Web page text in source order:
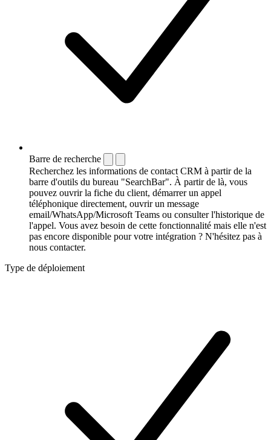
Barre de recherche
Recherchez les informations de contact CRM à partir de la
barre d'outils du bureau "SearchBar". À partir de là, vous
pouvez ouvrir la fiche du client, démarrer un appel
téléphonique directement, ouvrir un message
email/WhatsApp/Microsoft Teams ou consulter l'historique de
l'appel. Vous avez besoin de cette fonctionnalité mais elle n'est
pas encore disponible pour votre intégration ? N'hésitez pas à
nous contacter.
Type de déploiement